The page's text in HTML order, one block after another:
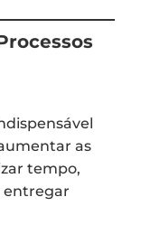
as
tempo,
entregar